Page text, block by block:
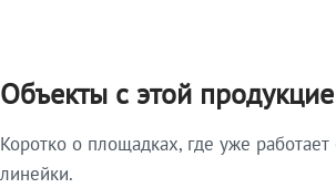
Объекты с этой
Коротко о площадках, где уже
линейки.